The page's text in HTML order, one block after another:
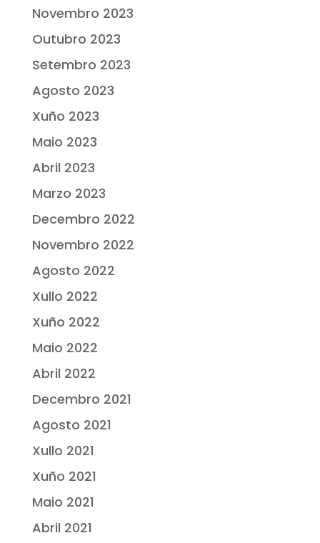
Novembro 2023
Outubro 2023
Setembro 2023
Agosto 2023
Xuño 2023
Maio 2023
Abril 2023
Marzo 2023
Decembro 2022
Novembro 2022
Agosto 2022
Xullo 2022
Xuño 2022
Maio 2022
Abril 2022
Decembro 2021
Agosto 2021
Xullo 2021
Xuño 2021
Maio 2021
Abril 2021